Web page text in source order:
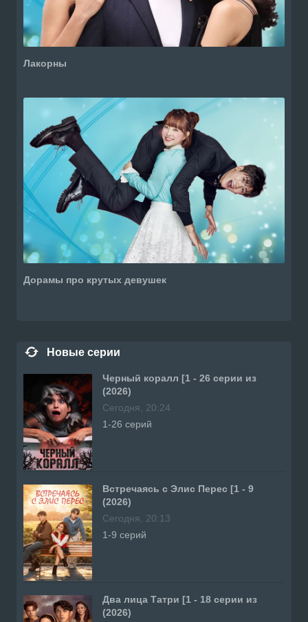
Лакорны
Дорамы про крутых девушек
Новые серии
Черный коралл [1 - 26 серии из
(2026)
Сегодня, 20:24
1-26 серий
Встречаясь с Элис Перес [1 - 9
(2026)
Сегодня, 20:13
1-9 серий
Два лица Татри [1 - 18 серии из
(2026)